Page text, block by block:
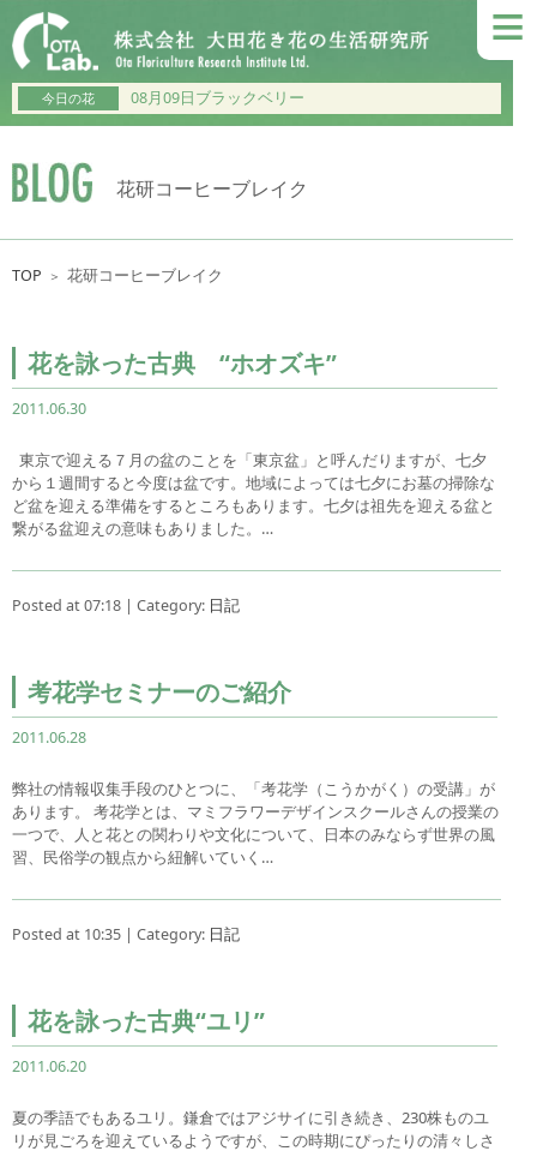
≡
今日の花 08月09日ブラックベリー
花研コーヒーブレイク
TOP ＞ 花研コーヒーブレイク
花を詠った古典 “ホオズキ”
2011.06.30
東京で迎える７月の盆のことを「東京盆」と呼んだりますが、七夕
から１週間すると今度は盆です。地域によっては七夕にお墓の掃除な
ど盆を迎える準備をするところもあります。七夕は祖先を迎える盆と
繋がる盆迎えの意味もありました。…
Posted at 07:18 | Category: 日記
考花学セミナーのご紹介
2011.06.28
弊社の情報収集手段のひとつに、「考花学（こうかがく）の受講」が
あります。 考花学とは、マミフラワーデザインスクールさんの授業の
一つで、人と花との関わりや文化について、日本のみならず世界の風
習、民俗学の観点から紐解いていく…
Posted at 10:35 | Category: 日記
花を詠った古典“ユリ”
2011.06.20
夏の季語でもあるユリ。鎌倉ではアジサイに引き続き、230株ものユ
リが見ごろを迎えているようですが、この時期にぴったりの清々しさ